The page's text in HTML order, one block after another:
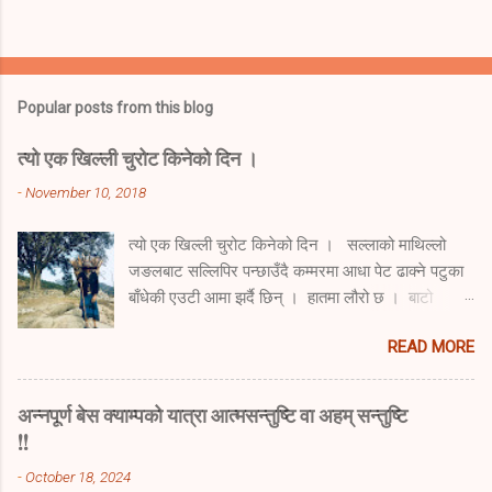
Popular posts from this blog
त्यो एक खिल्ली चुरोट किनेको दिन ।
-November 10, 2018
त्यो एक खिल्ली चुरोट किनेको दिन । सल्लाको माथिल्लो
जङलबाट सल्लिपिर पन्छाउँदै कम्मरमा आधा पेट ढाक्ने पटुका
बाँधेकी एउटी आमा झर्दै छिन् । हातमा लौरो छ । बाटो
थाप्लोमा नाम्लोले थिचेको छ । र पिठ्युमा डोकोभरी दाउरा
बोकेकी छन् । सुस्त सुस्त हिँड्दै अस्पताल प्राङण हुँदै
आउँछिन् । उनी हल्का स्याँ स्याँ गर्दै छिन् । अरुका निम्ती
त अझै तगडा नै देखिन्छिन् । उनको उमेर ढल्किँदै गयो ।
कति माघका चिसा सिरेटाले हाने होलान् उनलाई । हरेक
READ MORE
अन्नपूर्ण बेस क्याम्पको यात्रा आत्मसन्तुष्टि वा अहम् सन्तुष्टि
!!
-October 18, 2024